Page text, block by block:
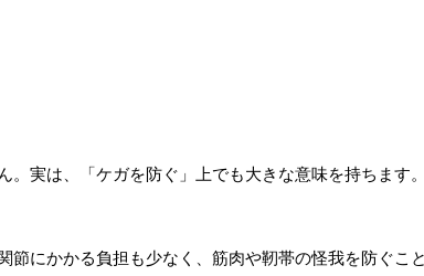
実は、「ケガを防ぐ」上でも大きな意味を持ちます。
にかかる負担も少なく、筋肉や靭帯の怪我を防ぐこ